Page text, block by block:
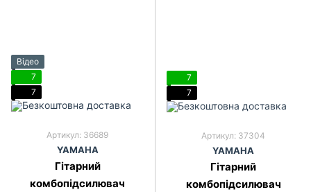
Відео
7
7
Артикул: 36689
YAMAHA
Гітарний
комбопідсилювач
7
7
Артикул: 37304
YAMAHA
Гітарний
комбопідсилювач